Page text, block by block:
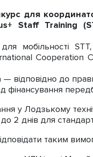
для
Staff Training
для мобільності
Cooperation
— відповідно до
фінансування
у Лодзькому
2 днів для
таким